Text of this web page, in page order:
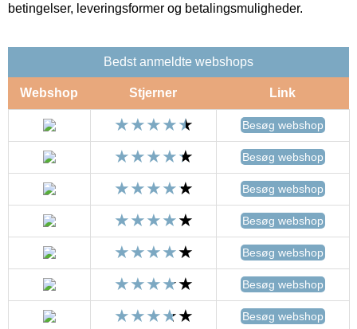
betingelser, leveringsformer og betalingsmuligheder.
Bedst anmeldte webshops
Webshop Stjerner Link
Besøg webshop
Besøg webshop
Besøg webshop
Besøg webshop
Besøg webshop
Besøg webshop
Besøg webshop